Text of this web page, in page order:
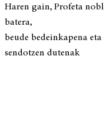
Haren gain, Profeta
batera,
beude bedeinkapena
sendotzen dutenak